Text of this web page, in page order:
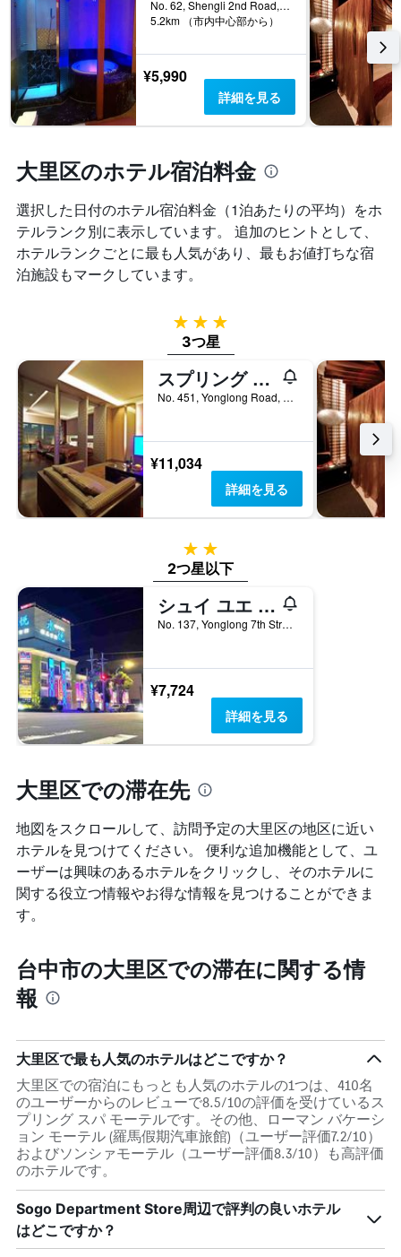
軸
1​
本
は、
客
室
の
料
金
を
表
し
て
い
い
ま
す
表
の
X
軸
1​
曜
を
表
し
て
い
Y
軸
1​
本
は、
客
室
の
平
均
し
て
い
ま
す
No. 62, Shengli 2nd Road, 台中市, 台湾
5.2km （市内中心部から）
¥5,990
詳細を見る
大里区のホテル宿泊料金
選択した日付のホテル宿泊料金（1泊あたりの平均）をホ
テルランク別に表示しています。 追加のヒントとして、
ホテルランクごとに最も人気があり、最もお値打ちな宿
泊施設もマークしています。
3つ星
3つ星
スプリング スパ モーテル
No. 451, Yonglong Road, 台中市, 台湾
¥11,034
詳細を見る
2つ星
2つ星以下
シュイ ユエ リ ジ モーテル
No. 137, Yonglong 7th Street, 台中市, 台湾
¥7,724
詳細を見る
大里区での滞在先
地図をスクロールして、訪問予定の大里区​の地区に近い
ホテルを見つけてください。 便利な追加機能として、ユ
ーザーは興味のあるホテルをクリックし、そのホテルに
関する役立つ情報やお得な情報を見つけることができま
す。
台中市の大里区での滞在に関する情
報
大里区で最も人気のホテルはどこですか？
大里区での宿泊にもっとも人気のホテルの1つは、410名
のユーザーからのレビューで8.5/10の評価を受けているス
プリング スパ モーテルです。その他、ローマン バケーシ
ョン モーテル (羅馬假期汽車旅館)（ユーザー評価7.2/10）
およびソンシァモーテル（ユーザー評価8.3/10）も高評価
のホテルです。
Sogo Department Store周辺で評判の良いホテル
はどこですか？